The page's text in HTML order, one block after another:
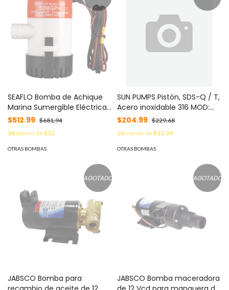
/ Cumple CE, RoHS, MOD:
SFBP1-G2000-01
SEAFLO Bomba de Achique
Marina Sumergible Eléctrica
12V / 500 GPH / No
Automática / Protección
Anti-Aire / Sellos Herméticos
/ Cableado Marino / Base de
$512.99 $681.94
24meses de$31
OTRAS BOMBAS
SUN PUMPS Pistón, SDS-Q / T,
Acero inoxidable 316 MOD:
41356-O
$204.99 $229.68
24meses de$12.39
OTRAS BOMBAS
AGOTADO
JABSCO Bomba para
AGOTADO
JABSCO Bomba maceradora